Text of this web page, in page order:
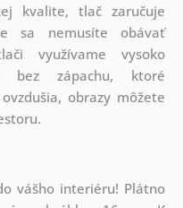
kvalite, tlač zaručuje
sa nemusíte obávať
využívame vysoko
bez zápachu, ktoré
obrazy môžete
vášho interiéru! Plátno